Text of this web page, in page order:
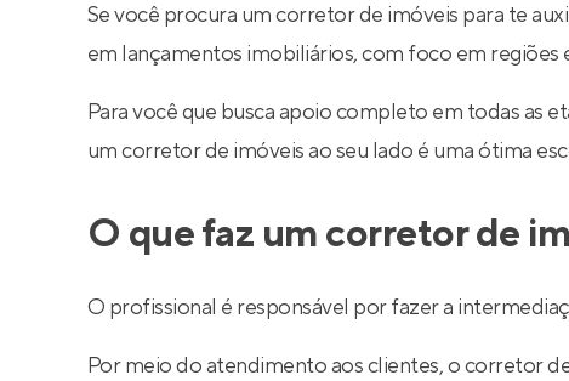
Se você procura um corretor de imóveis para te
em lançamentos imobiliários, com foco em
Para você que busca apoio completo em todas as
um corretor de imóveis ao seu lado é uma ótima
O que faz um corretor de
O profissional é responsável por fazer a
Por meio do atendimento aos clientes, o corretor